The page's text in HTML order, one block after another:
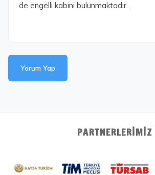
de engelli kabini bulunmaktadır.
Yorum Yap
PARTNERLERIMIZ